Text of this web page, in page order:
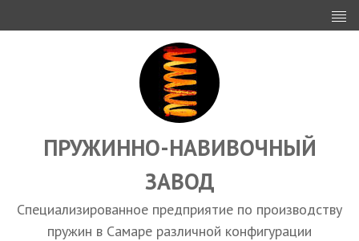
ИНВЕСТОРАМ
ПРОЕКТИРОВАНИЕ
ЭКСПОРТ
ЗАКУПКИ
КАЛЬКУЛЯТОР ПРУЖИН
Самара
ПРУЖИННО-НАВИВОЧНЫЙ
ЗАВОД
Специализированное предприятие по производству
пружин в Самаре различной конфигурации